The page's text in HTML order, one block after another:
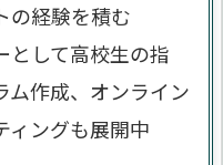
の経験を積む
として高校生の指
ム作成、オンライン
ィングも展開中